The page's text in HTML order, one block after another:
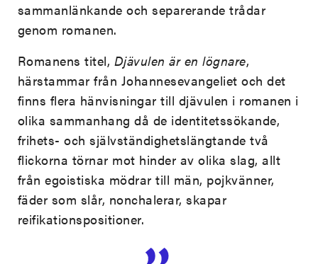
sammanlänkande och separerande trådar
genom romanen.
Romanens titel, Djävulen är en lögnare,
härstammar från Johannesevangeliet och det
finns flera hänvisningar till djävulen i romanen i
olika sammanhang då de identitetssökande,
frihets- och självständighetslängtande två
flickorna törnar mot hinder av olika slag, allt
från egoistiska mödrar till män, pojkvänner,
fäder som slår, nonchalerar, skapar
reifikationspositioner.